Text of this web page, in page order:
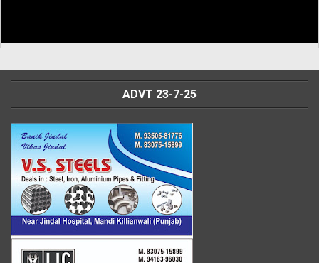
ADVT 23-7-25